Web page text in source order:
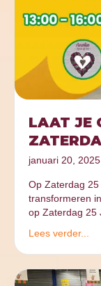
LAAT JE
januari 20, 2025
Op Zaterdag
transformeren
op Zaterdag 25
Lees verder...